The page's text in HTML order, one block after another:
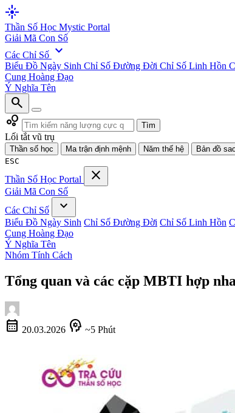
flare
Thần Số Học Mystic Portal
Giải Mã Con Số
Các Chỉ Số expand_more
Biểu Đồ Ngày Sinh Chỉ Số Đường Đời Chỉ Số Linh Hồn
Cung Hoàng Đạo
Ý Nghĩa Tên
search
bubble_chart
Tìm
Lối tắt vũ trụ
Thần số học Ma trận định mệnh Năm thế hệ
Bản đồ
ESC
Thần Số Học Portal close
Giải Mã Con Số
Các Chỉ Số
expand_more
Biểu Đồ Ngày Sinh Chỉ Số Đường Đời Chỉ Số Linh Hồn
Cung Hoàng Đạo
Ý Nghĩa Tên
Nhóm Tính Cách
Tổng quan và các cặp MBTI hợp
calendar_month 20.03.2026 psychology ~5 Phút